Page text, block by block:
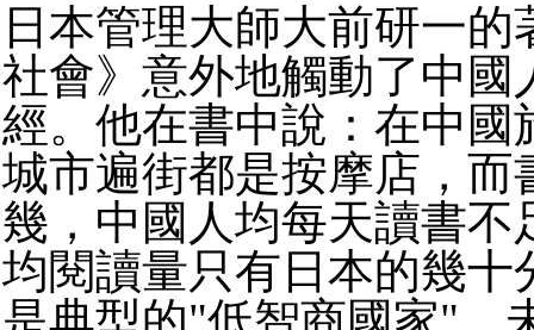
日本管理大師大前研一的
社會》意外地觸動了中國
經。他在書中說：在中國
城市遍街都是按摩店，而
幾，中國人均每天讀書不
均閱讀量只有日本的幾十